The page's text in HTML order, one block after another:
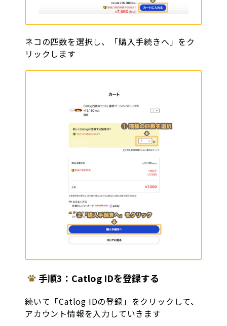
ネコの匹数を選択し、「購入手続きへ」をク
リックします
手順3：Catlog IDを登録する
続いて「Catlog IDの登録」をクリックして、
アカウント情報を入力していきます